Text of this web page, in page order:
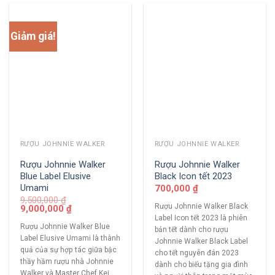
Giảm giá!
RƯỢU JOHNNIE WALKER
Rượu Johnnie Walker
Blue Label Elusive
Umami
9,500,000₫
9,000,000₫
Rượu Johnnie Walker Blue
Label Elusive Umami là thành
quả của sự hợp tác giữa bậc
thầy hầm rượu nhà Johnnie
Walker và Master Chef Kei
RƯỢU JOHNNIE WALKER
Rượu Johnnie Walker
Black Icon tết 2023
700,000 ₫
Rượu Johnnie Walker Black
Label Icon tết 2023 là phiên
bản tết dành cho rượu
Johnnie Walker Black Label
cho tết nguyên đán 2023
dành cho biếu tặng gia đình